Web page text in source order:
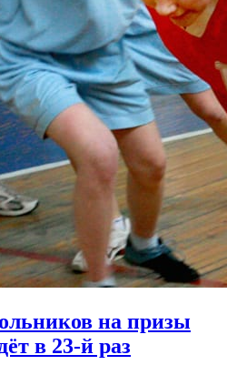
на призы
в 23-й раз